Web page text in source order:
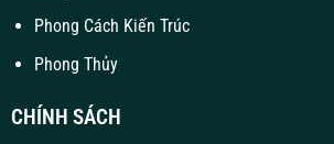
Phong Cách Kiến Trúc
Phong Thủy
CHÍNH SÁCH